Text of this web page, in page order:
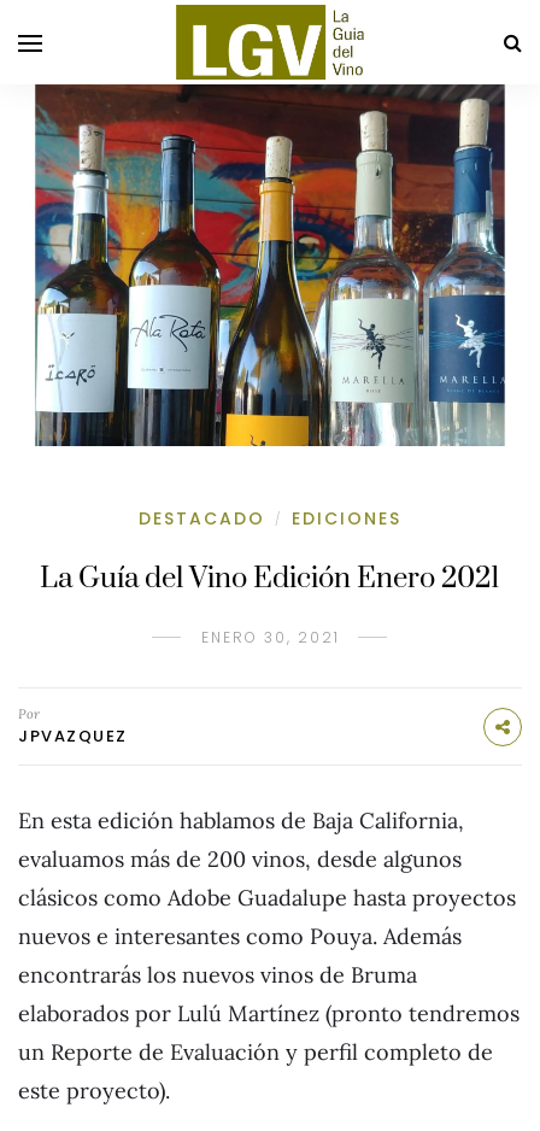
DESTACADO / EDICIONES
La Guía del Vino Edición Enero 2021
ENERO 30, 2021
Por
JPVAZQUEZ
En esta edición hablamos de Baja California,
evaluamos más de 200 vinos, desde algunos
clásicos como Adobe Guadalupe hasta proyectos
nuevos e interesantes como Pouya. Además
encontrarás los nuevos vinos de Bruma
elaborados por Lulú Martínez (pronto tendremos
un Reporte de Evaluación y perfil completo de
este proyecto).